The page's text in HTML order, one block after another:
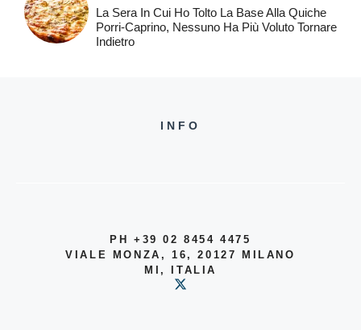
La Sera In Cui Ho Tolto La Base Alla Quiche
Porri-Caprino, Nessuno Ha Più Voluto Tornare
Indietro
INFO
PH +39 02 8454 4475
VIALE MONZA, 16, 20127 MILANO
MI, ITALIA